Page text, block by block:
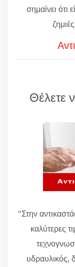
σημαίνει ότι
Θέλετε
"Στην
καλύτερες
υδραυλικός,